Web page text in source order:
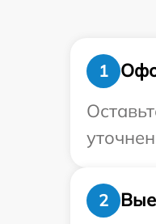
1
2